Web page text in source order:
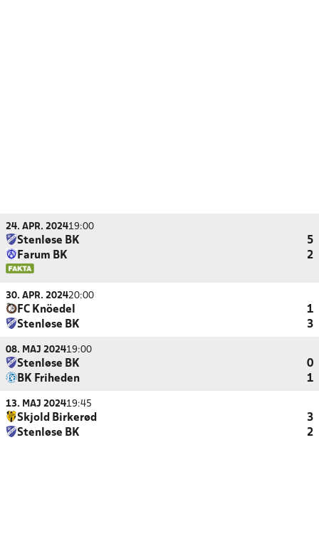
24. APR. 202419:00
Stenløse BK
5
Farum BK
2
30. APR. 202420:00
FC Knöedel
1
Stenløse BK
3
08. MAJ 202419:00
Stenløse BK
0
BK Friheden
1
13. MAJ 202419:45
Skjold Birkerød
3
Stenløse BK
2